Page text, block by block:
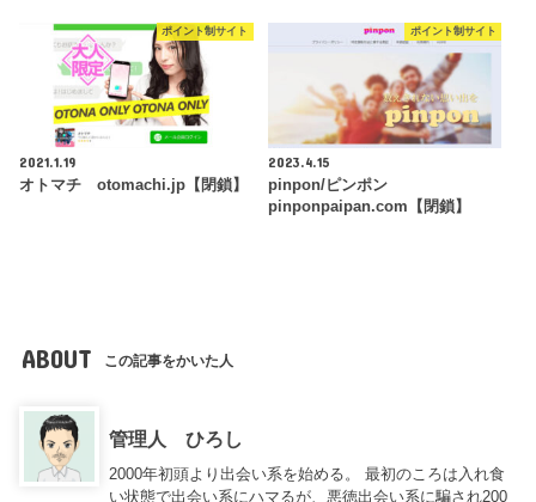
ポイント制サイト
2021.1.19
オトマチ otomachi.jp【閉鎖】
ポイント制サイト
2023.4.15
pinpon/ピンポン
pinponpaipan.com【閉鎖】
ABOUT この記事をかいた人
管理人 ひろし
2000年初頭より出会い系を始める。 最初のころは入れ食
い状態で出会い系にハマるが、悪徳出会い系に騙され200